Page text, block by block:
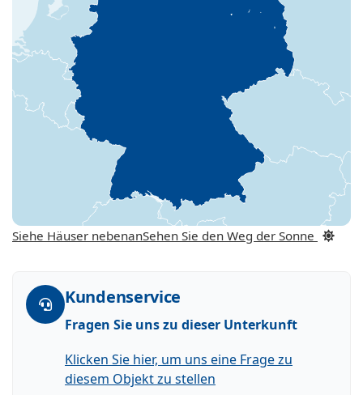
Siehe Häuser nebenanSehen Sie den Weg der Sonne
Kundenservice
Fragen Sie uns zu dieser Unterkunft
Klicken Sie hier, um uns eine Frage zu
diesem Objekt zu stellen